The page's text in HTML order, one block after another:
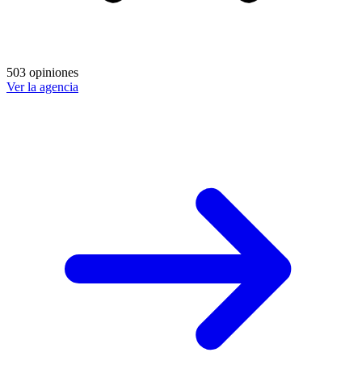
503 opiniones
Ver la agencia